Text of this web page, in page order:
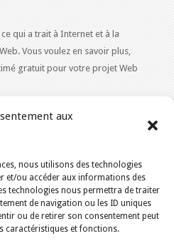
aux
nous utilisons des technologies
et/ou accéder aux informations des
technologies nous permettra de traiter
de navigation ou les ID uniques
ou de retirer son consentement peut
caractéristiques et fonctions.
qui a trait à Internet et à la
Vous voulez en savoir plus,
gratuit pour votre projet Web
AU CANADA /
KAJOOM.CA- SERVICES INTERNET